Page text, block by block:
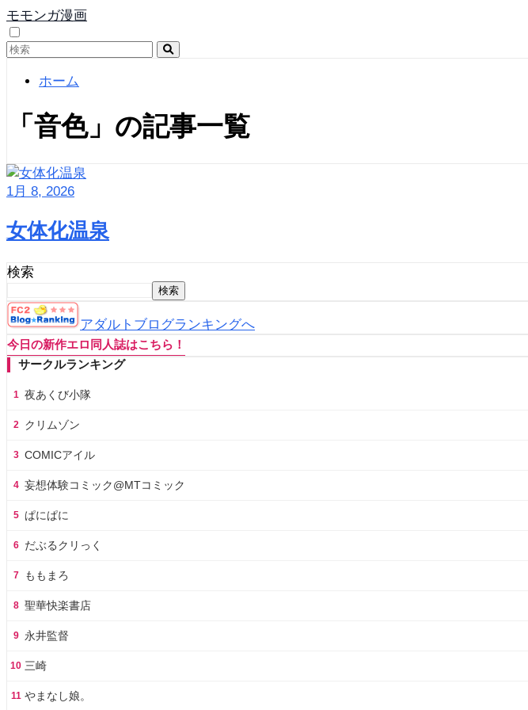
モモンガ漫画
ホーム
「音色」の記事一覧
1月 8, 2026
女体化温泉
検索
検索
アダルトブログランキングへ
今日の新作エロ同人誌はこちら！
サークルランキング
1 夜あくび小隊
2 クリムゾン
3 COMICアイル
4 妄想体験コミック@MTコミック
5 ぱにぱに
6 だぶるクリっく
7 ももまろ
8 聖華快楽書店
9 永井監督
10 三崎
11 やまなし娘。